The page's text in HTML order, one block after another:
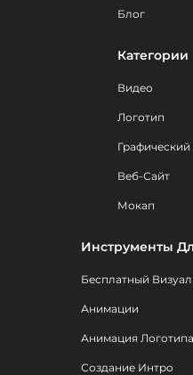
Блог
Категории
Видео
Логотип
Веб-Сайт
Мокап
Инструменты
Бесплатный
Анимации
Анимация Логотипа
Создание Интро